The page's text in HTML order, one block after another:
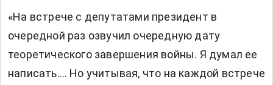
«На встрече с депутатами президент в
очередной раз озвучил очередную дату
теоретического завершения войны. Я думал ее
написать…. Но учитывая, что на каждой встрече